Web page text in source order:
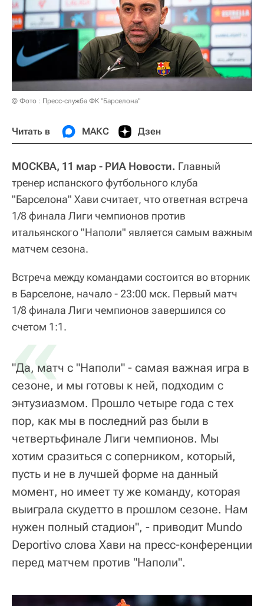
© Фото : Пресс-служба ФК "Барселона"
Читать в МАКС Дзен
МОСКВА, 11 мар - РИА Новости. Главный
тренер испанского футбольного клуба
"Барселона" Хави считает, что ответная встреча
1/8 финала Лиги чемпионов против
итальянского "Наполи" является самым важным
матчем сезона.
Встреча между командами состоится во вторник
в Барселоне, начало - 23:00 мск. Первый матч
1/8 финала Лиги чемпионов завершился со
счетом 1:1.
«
"Да, матч с "Наполи" - самая важная игра в
сезоне, и мы готовы к ней, подходим с
энтузиазмом. Прошло четыре года с тех
пор, как мы в последний раз были в
четвертьфинале Лиги чемпионов. Мы
хотим сразиться с соперником, который,
пусть и не в лучшей форме на данный
момент, но имеет ту же команду, которая
выиграла скудетто в прошлом сезоне. Нам
нужен полный стадион", - приводит Mundo
Deportivo слова Хави на пресс-конференции
перед матчем против "Наполи".